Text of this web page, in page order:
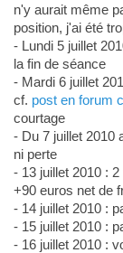
n'y aurait même
position, j'ai été
- Lundi 5 juillet
la fin de séance
- Mardi 6 juillet
cf. post en forum
courtage
- Du 7 juillet 2010
ni perte
- 13 juillet 2010 :
+90 euros net de
- 14 juillet 2010 :
- 15 juillet 2010 :
- 16 juillet 2010 :